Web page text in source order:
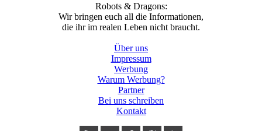
Robots & Dragons:
Wir bringen euch all die Informationen,
die ihr im realen Leben nicht braucht.
Über uns
Impressum
Werbung
Warum Werbung?
Partner
Bei uns schreiben
Kontakt